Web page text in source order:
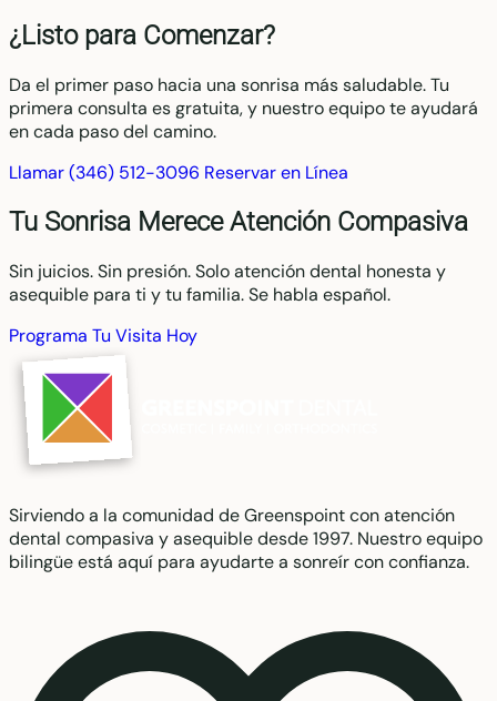
¿Listo para Comenzar?
Da el primer paso hacia una sonrisa más saludable. Tu
primera consulta es gratuita, y nuestro equipo te ayudará
en cada paso del camino.
Llamar (346) 512-3096 Reservar en Línea
Tu Sonrisa Merece Atención Compasiva
Sin juicios. Sin presión. Solo atención dental honesta y
asequible para ti y tu familia. Se habla español.
Programa Tu Visita Hoy
Sirviendo a la comunidad de Greenspoint con atención
dental compasiva y asequible desde 1997. Nuestro equipo
bilingüe está aquí para ayudarte a sonreír con confianza.